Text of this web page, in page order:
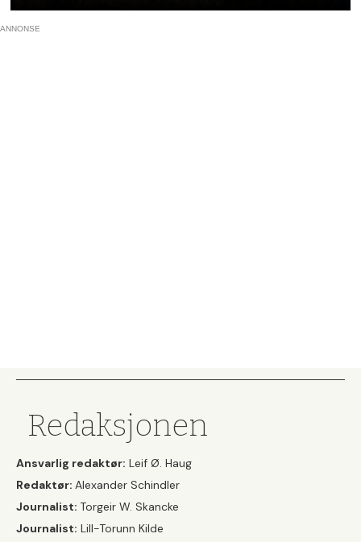
ANNONSE
Redaksjonen
Ansvarlig redaktør: Leif Ø. Haug
Redaktør: Alexander Schindler
Journalist: Torgeir W. Skancke
Journalist: Lill-Torunn Kilde